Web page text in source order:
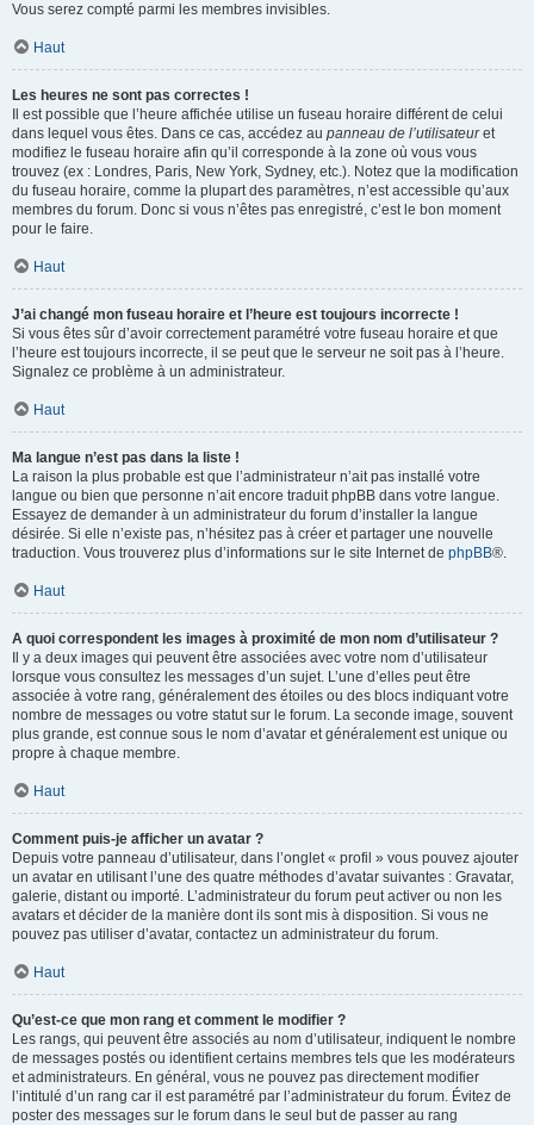
Vous serez compté parmi les membres invisibles.
Haut
Les heures ne sont pas correctes !
Il est possible que l’heure affichée utilise un fuseau horaire différent de celui
dans lequel vous êtes. Dans ce cas, accédez au panneau de l’utilisateuret
modifiez le fuseau horaire afin qu’il corresponde à la zone où vous vous
trouvez (ex : Londres, Paris, New York, Sydney, etc.). Notez que la modification
du fuseau horaire, comme la plupart des paramètres, n’est accessible qu’aux
membres du forum. Donc si vous n’êtes pas enregistré, c’est le bon moment
pour le faire.
Haut
J’ai changé mon fuseau horaire et l’heure est toujours incorrecte !
Si vous êtes sûr d’avoir correctement paramétré votre fuseau horaire et que
l’heure est toujours incorrecte, il se peut que le serveur ne soit pas à l’heure.
Signalez ce problème à un administrateur.
Haut
Ma langue n’est pas dans la liste !
La raison la plus probable est que l’administrateur n’ait pas installé votre
langue ou bien que personne n’ait encore traduit phpBB dans votre langue.
Essayez de demander à un administrateur du forum d’installer la langue
désirée. Si elle n’existe pas, n’hésitez pas à créer et partager une nouvelle
traduction. Vous trouverez plus d’informations sur le site Internet de phpBB®.
Haut
A quoi correspondent les images à proximité de mon nom d’utilisateur ?
Il y a deux images qui peuvent être associées avec votre nom d’utilisateur
lorsque vous consultez les messages d’un sujet. L’une d’elles peut être
associée à votre rang, généralement des étoiles ou des blocs indiquant votre
nombre de messages ou votre statut sur le forum. La seconde image, souvent
plus grande, est connue sous le nom d’avatar et généralement est unique ou
propre à chaque membre.
Haut
Comment puis-je afficher un avatar ?
Depuis votre panneau d’utilisateur, dans l’onglet « profil » vous pouvez ajouter
un avatar en utilisant l’une des quatre méthodes d’avatar suivantes : Gravatar,
galerie, distant ou importé. L’administrateur du forum peut activer ou non les
avatars et décider de la manière dont ils sont mis à disposition. Si vous ne
pouvez pas utiliser d’avatar, contactez un administrateur du forum.
Haut
Qu’est-ce que mon rang et comment le modifier ?
Les rangs, qui peuvent être associés au nom d’utilisateur, indiquent le nombre
de messages postés ou identifient certains membres tels que les modérateurs
et administrateurs. En général, vous ne pouvez pas directement modifier
l’intitulé d’un rang car il est paramétré par l’administrateur du forum. Évitez de
poster des messages sur le forum dans le seul but de passer au rang